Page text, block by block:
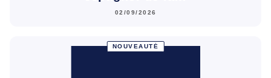
02/09/2026
NOUVEAUTÉ